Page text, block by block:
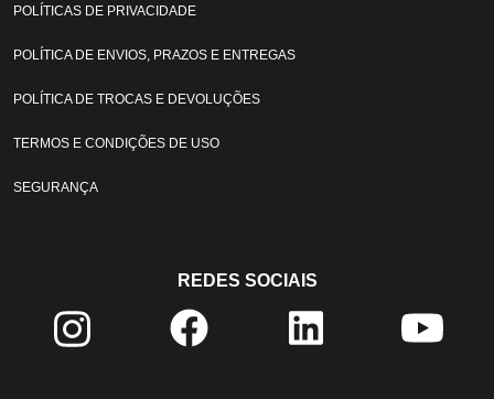
POLÍTICAS DE PRIVACIDADE
POLÍTICA DE ENVIOS, PRAZOS E ENTREGAS
POLÍTICA DE TROCAS E DEVOLUÇÕES
TERMOS E CONDIÇÕES DE USO
SEGURANÇA
REDES SOCIAIS